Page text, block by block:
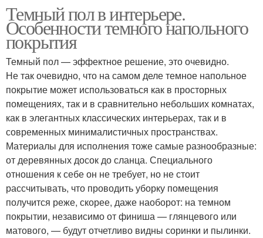
Темный пол в интерьере.
Особенности темного напольного
покрытия
Темный пол — эффектное решение, это очевидно.
Не так очевидно, что на самом деле темное напольное
покрытие может использоваться как в просторных
помещениях, так и в сравнительно небольших комнатах,
как в элегантных классических интерьерах, так и в
современных минималистичных пространствах.
Материалы для исполнения тоже самые разнообразные:
от деревянных досок до сланца. Специального
отношения к себе он не требует, но не стоит
рассчитывать, что проводить уборку помещения
получится реже, скорее, даже наоборот: на темном
покрытии, независимо от финиша — глянцевого или
матового, — будут отчетливо видны соринки и пылинки.